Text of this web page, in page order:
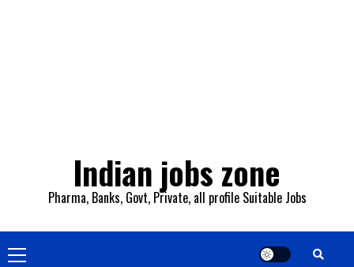
Indian jobs zone
Pharma, Banks, Govt, Private, all profile Suitable Jobs
Primary